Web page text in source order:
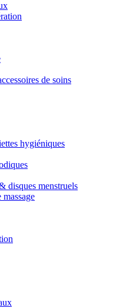
de soins
hygiéniques
disques menstruels